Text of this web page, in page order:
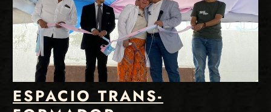
ESPACIO TRANS-